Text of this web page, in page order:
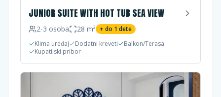
JUNIOR SUITE WITH HOT TUB SEA VIEW
2-3 osoba 28 m² + do 1 dete
Klima uređaj
Dodatni kreveti
Balkon/Terasa
Kupatilski pribor